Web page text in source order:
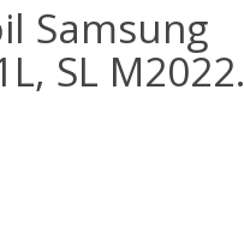
Samsung
SL M2022.